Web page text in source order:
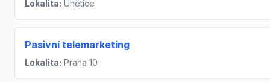
Lokalita: Únětice
Pasivní telemarketing
Lokalita: Praha 10